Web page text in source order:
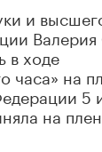
и
Валерия
в ходе
часа» на
5
на